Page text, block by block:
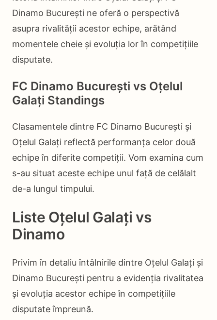
Dinamo București ne oferă o perspectivă
asupra rivalității acestor echipe, arătând
momentele cheie și evoluția lor în competițiile
disputate.
FC Dinamo București vs Oțelul
Galați Standings
Clasamentele dintre FC Dinamo București și
Oțelul Galați reflectă performanța celor două
echipe în diferite competiții. Vom examina cum
s-au situat aceste echipe unul față de celălalt
de-a lungul timpului.
Liste Oțelul Galați vs
Dinamo
Privim în detaliu întâlnirile dintre Oțelul Galați și
Dinamo București pentru a evidenția rivalitatea
și evoluția acestor echipe în competițiile
disputate împreună.